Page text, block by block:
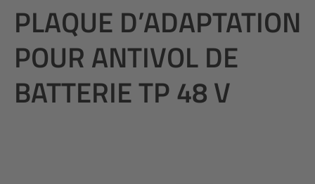
PLAQUE D’ADAPTATION
POUR ANTIVOL DE
BATTERIE TP 48 V